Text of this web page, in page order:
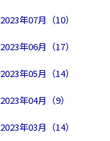
2023年07月（10）
2023年06月（17）
2023年05月（14）
2023年04月（9）
2023年03月（14）